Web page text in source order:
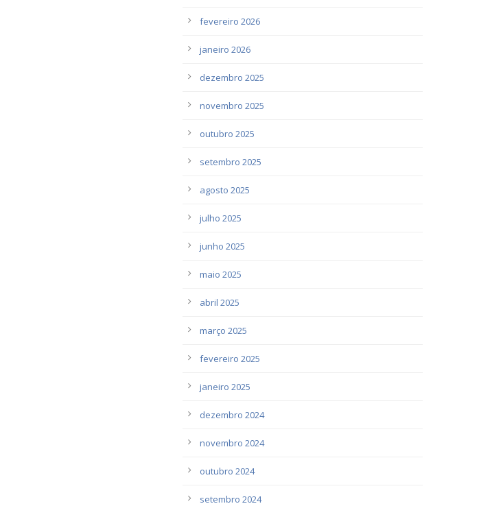
fevereiro 2026
janeiro 2026
dezembro 2025
novembro 2025
outubro 2025
setembro 2025
agosto 2025
julho 2025
junho 2025
maio 2025
abril 2025
março 2025
fevereiro 2025
janeiro 2025
dezembro 2024
novembro 2024
outubro 2024
setembro 2024